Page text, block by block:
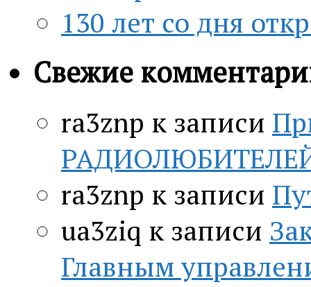
130 лет со дня
Свежие
ra3znp к записи
РАДИОЛЮБИТЕЛЕЙ
ra3znp к записи
ua3ziq к записи
Главным